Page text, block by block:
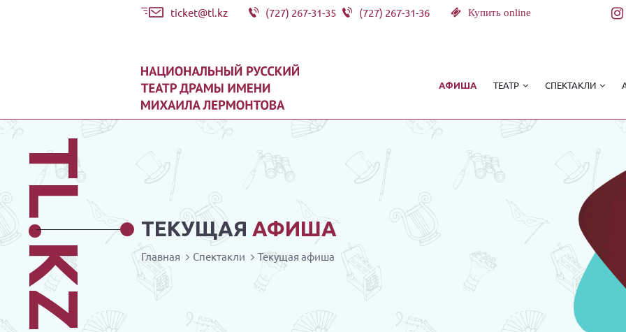
ticket@tl.kz (727) 267-31-35 (727) 267-31-36 Купить online
АФИША ТЕАТР СПЕКТАКЛИ
ТЕКУЩАЯ АФИША
TL.KZ Главная Спектакли Текущая афиша